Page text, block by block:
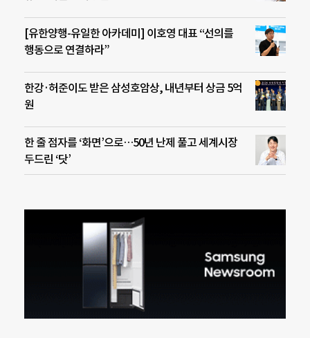
[유한양행-유일한 아카데미] 이호영 대표 “선의를
행동으로 연결하라”
한강·허준이도 받은 삼성호암상, 내년부터 상금 5억
원
한 줄 점자를 ‘화면’으로…50년 난제 풀고 세계시장
두드린 ‘닷’